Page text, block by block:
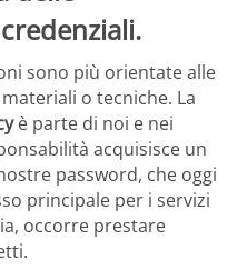
sono più orientate alle
o tecniche. La
è parte di noi e nei
acquisisce un
password, che oggi
principale per i servizi
occorre prestare